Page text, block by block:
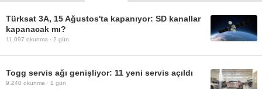
Türksat 3A, 15 Ağustos'ta kapanıyor: SD kanallar
kapanacak mı?
11.097 okunma · 2 gün
Togg servis ağı genişliyor: 11 yeni servis açıldı
9.240 okunma · 1 gün